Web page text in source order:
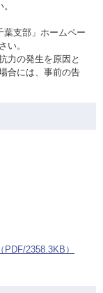
葉支部」ホームペー
い。
力の発生を原因と
合には、事前の告
2358.3KB）